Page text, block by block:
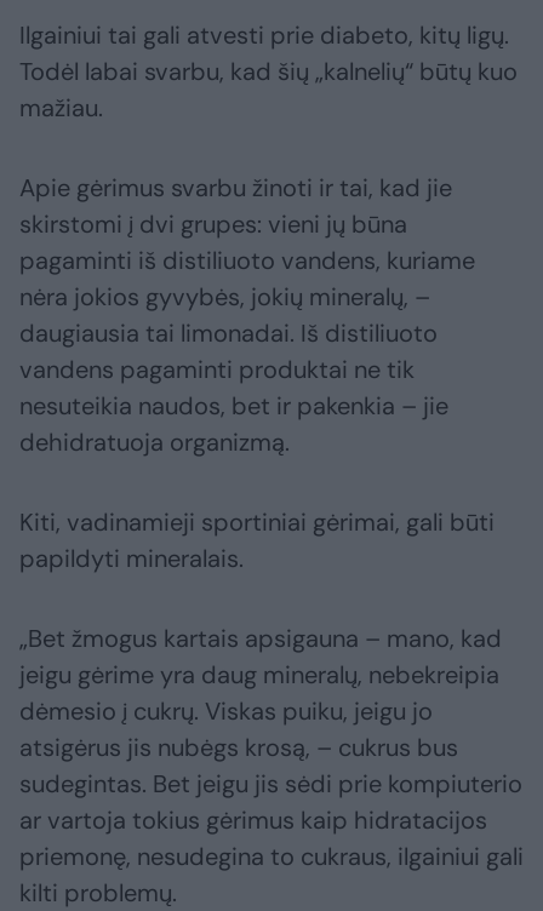
Ilgainiui tai gali atvesti prie diabeto, kitų ligų.
Todėl labai svarbu, kad šių „kalnelių“ būtų kuo
mažiau.
Apie gėrimus svarbu žinoti ir tai, kad jie
skirstomi į dvi grupes: vieni jų būna
pagaminti iš distiliuoto vandens, kuriame
nėra jokios gyvybės, jokių mineralų, –
daugiausia tai limonadai. Iš distiliuoto
vandens pagaminti produktai ne tik
nesuteikia naudos, bet ir pakenkia – jie
dehidratuoja organizmą.
Kiti, vadinamieji sportiniai gėrimai, gali būti
papildyti mineralais.
„Bet žmogus kartais apsigauna – mano, kad
jeigu gėrime yra daug mineralų, nebekreipia
dėmesio į cukrų. Viskas puiku, jeigu jo
atsigėrus jis nubėgs krosą, – cukrus bus
sudegintas. Bet jeigu jis sėdi prie kompiuterio
ar vartoja tokius gėrimus kaip hidratacijos
priemonę, nesudegina to cukraus, ilgainiui gali
kilti problemų.